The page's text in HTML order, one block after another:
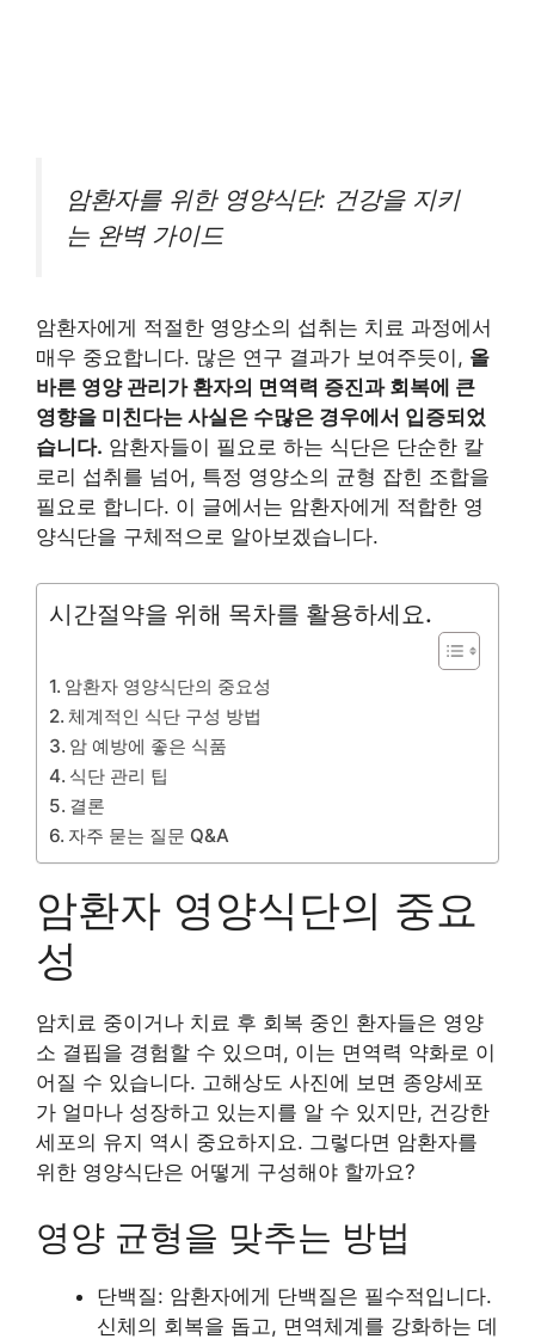
암환자를 위한 영양식단: 건강을 지키
는 완벽 가이드
암환자에게 적절한 영양소의 섭취는 치료 과정에서
매우 중요합니다. 많은 연구 결과가 보여주듯이, 올
바른 영양 관리가 환자의 면역력 증진과 회복에 큰
영향을 미친다는 사실은 수많은 경우에서 입증되었
습니다. 암환자들이 필요로 하는 식단은 단순한 칼
로리 섭취를 넘어, 특정 영양소의 균형 잡힌 조합을
필요로 합니다. 이 글에서는 암환자에게 적합한 영
양식단을 구체적으로 알아보겠습니다.
시간절약을 위해 목차를 활용하세요.
암환자 영양식단의 중요성
체계적인 식단 구성 방법
암 예방에 좋은 식품
식단 관리 팁
결론
자주 묻는 질문 Q&A
암환자 영양식단의 중요
성
암치료 중이거나 치료 후 회복 중인 환자들은 영양
소 결핍을 경험할 수 있으며, 이는 면역력 약화로 이
어질 수 있습니다. 고해상도 사진에 보면 종양세포
가 얼마나 성장하고 있는지를 알 수 있지만, 건강한
세포의 유지 역시 중요하지요. 그렇다면 암환자를
위한 영양식단은 어떻게 구성해야 할까요?
영양 균형을 맞추는 방법
단백질: 암환자에게 단백질은 필수적입니다.
신체의 회복을 돕고, 면역체계를 강화하는 데